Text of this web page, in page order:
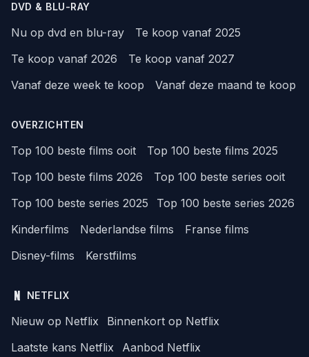
DVD & BLU-RAY
Nu op dvd en blu-ray
Te koop vanaf 2025
Te koop vanaf 2026
Te koop vanaf 2027
Vanaf deze week te koop
Vanaf deze maand te koop
OVERZICHTEN
Top 100 beste films ooit
Top 100 beste films 2025
Top 100 beste films 2026
Top 100 beste series ooit
Top 100 beste series 2025
Top 100 beste series 2026
Kinderfilms
Nederlandse films
Franse films
Disney-films
Kerstfilms
NETFLIX
Nieuw op Netflix
Binnenkort op Netflix
Laatste kans Netflix
Aanbod Netflix